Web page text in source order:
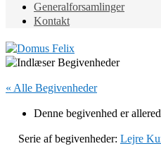
Generalforsamlinger
Kontakt
« Alle Begivenheder
Denne begivenhed er
Serie af begivenheder: Lejre